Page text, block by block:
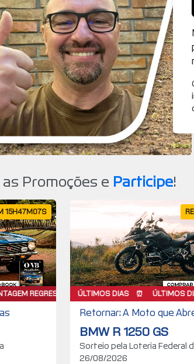
Promoções e Participe!
LANÇAMENTO LANÇAMENTO
15H47M05S
CONTAGEM REGRESSIVA
DIAS ÚLTIMOS DIAS ÚLTIMOS DIAS
Retornar: A Moto que
BMW R 1250 GS
Sorteio pela Loteria Federal
26/08/2026
ÚLTIMAS SEMANAS ÚLTIMAS